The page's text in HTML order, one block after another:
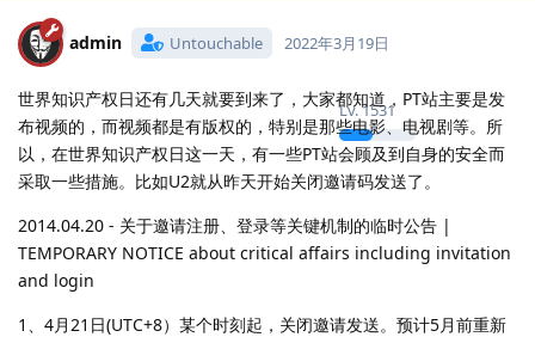
admin Untouchable
Lv.1531
2022年3月19日
世界知识产权日还有几天就要到来了，大家都知道，PT站主要是发
布视频的，而视频都是有版权的，特别是那些电影、电视剧等。所
以，在世界知识产权日这一天，有一些PT站会顾及到自身的安全而
采取一些措施。比如U2就从昨天开始关闭邀请码发送了。
2014.04.20 - 关于邀请注册、登录等关键机制的临时公告 |
TEMPORARY NOTICE about critical affairs including invitation
and login
1、4月21日(UTC+8）某个时刻起，关闭邀请发送。预计5月前重新